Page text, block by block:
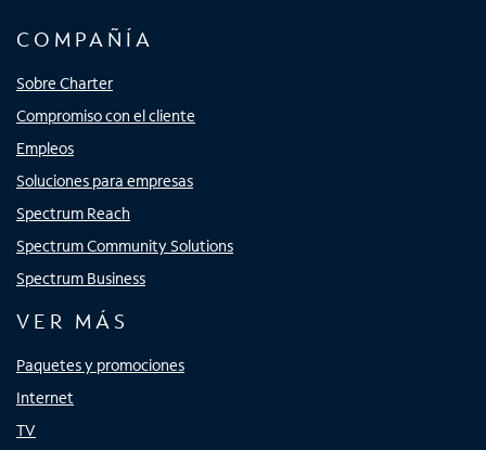
COMPAÑÍA
Sobre Charter
Compromiso con el cliente
Empleos
Soluciones para empresas
Spectrum Reach
Spectrum Community Solutions
Spectrum Business
VER MÁS
Paquetes y promociones
Internet
TV